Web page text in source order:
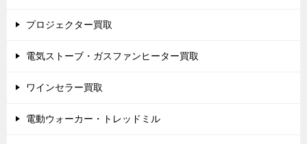
プロジェクター買取
電気ストーブ・ガスファンヒーター買取
ワインセラー買取
電動ウォーカー・トレッドミル